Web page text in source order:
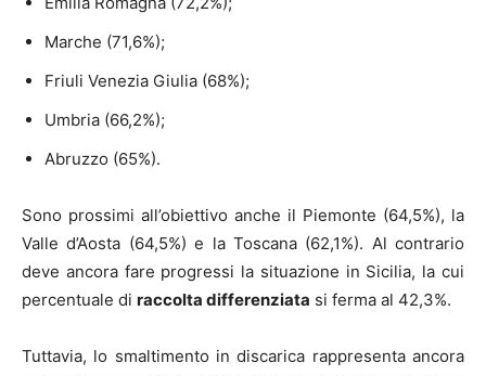
Marche (71,6%);
Friuli Venezia Giulia (68%);
Umbria (66,2%);
Abruzzo (65%).
Sono prossimi all’obiettivo anche il Piemonte (64,5%), la
Valle d’Aosta (64,5%) e la Toscana (62,1%). Al contrario
deve ancora fare progressi la situazione in Sicilia, la cui
percentuale di raccolta differenziata si ferma al 42,3%.
Tuttavia, lo smaltimento in discarica rappresenta ancora